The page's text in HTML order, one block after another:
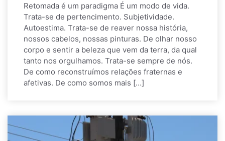
Retomada é um paradigma É um modo de vida.
Trata-se de pertencimento. Subjetividade.
Autoestima. Trata-se de reaver nossa história,
nossos cabelos, nossas pinturas. De olhar nosso
corpo e sentir a beleza que vem da terra, da qual
tanto nos orgulhamos. Trata-se sempre de nós.
De como reconstruímos relações fraternas e
afetivas. De como somos mais […]